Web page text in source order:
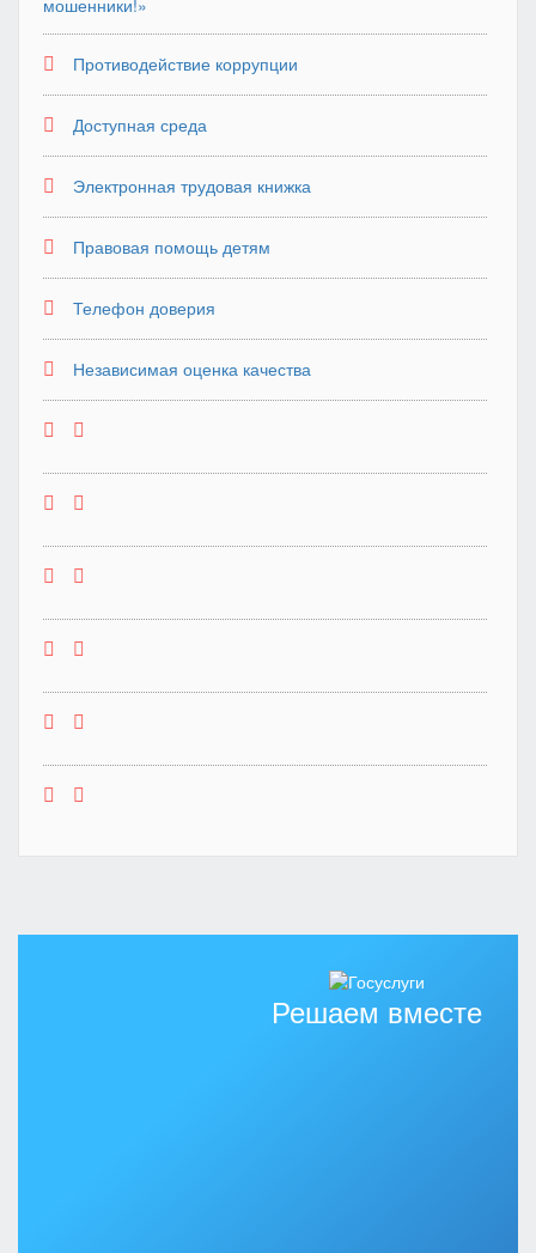
мошенники!»
Противодействие коррупции
Доступная среда
Электронная трудовая книжка
Правовая помощь детям
Телефон доверия
Независимая оценка качества
Решаем вместе